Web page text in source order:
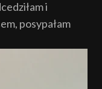
i
posypałam